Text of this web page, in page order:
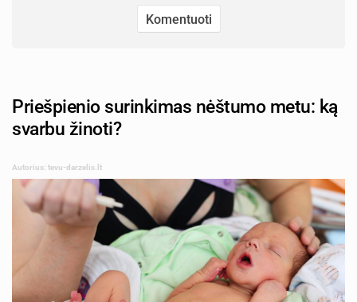
Priešpienio surinkimas nėštumo metu: ką
svarbu žinoti?
Autorius: tevu-darzelis.lt